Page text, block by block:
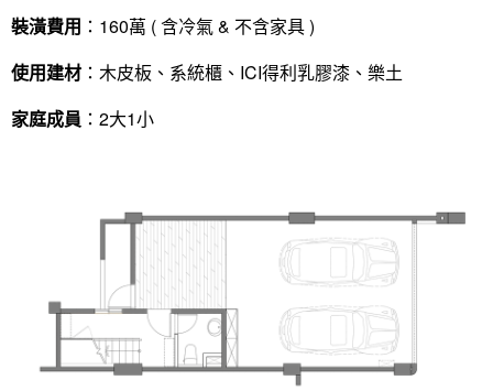
裝潢費用 ：160萬 ( 含冷氣 & 不含家具 )
使用建材 ：木皮板、系統櫃、ICI得利乳膠漆、樂土
家庭成員 ：2大1小